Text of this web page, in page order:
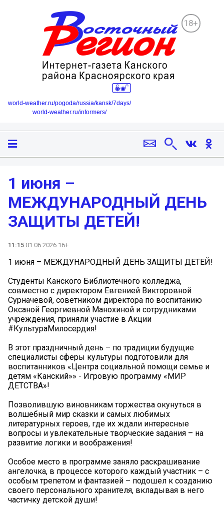
18+
world-weather.ru/pogoda/russia/kansk/7days/
world-weather.ru/informers/
1 июня –
МЕЖДУНАРОДНЫЙ ДЕНЬ
ЗАЩИТЫ ДЕТЕЙ!
11:15 01.06.2026 16+
1 июня – МЕЖДУНАРОДНЫЙ ДЕНЬ ЗАЩИТЫ ДЕТЕЙ!
Студенты Канского Библиотечного колледжа,
совместно с директором Евгенией Викторовной
Сурначевой, советником директора по воспитанию
Оксаной Георгиевной Манохиной и сотрудниками
учреждения, приняли участие в Акции
#КультураМилосердия!
В этот праздничный день – по традиции будущие
специалисты сферы культуры подготовили для
воспитанников «Центра социальной помощи семье и
детям «Канский»» - Игровую программу «МИР
ДЕТСТВА»!
Позволившую виновникам торжества окунуться в
волшебный мир сказки и самых любимых
литературных героев, где их ждали интересные
вопросы и увлекательные творческие задания – на
развитие логики и воображения!
Особое место в программе заняло раскрашивание
ангелочка, в процессе которого каждый участник – с
особым трепетом и фантазией – подошел к созданию
своего персонального хранителя, вкладывая в него
частичку детской души!